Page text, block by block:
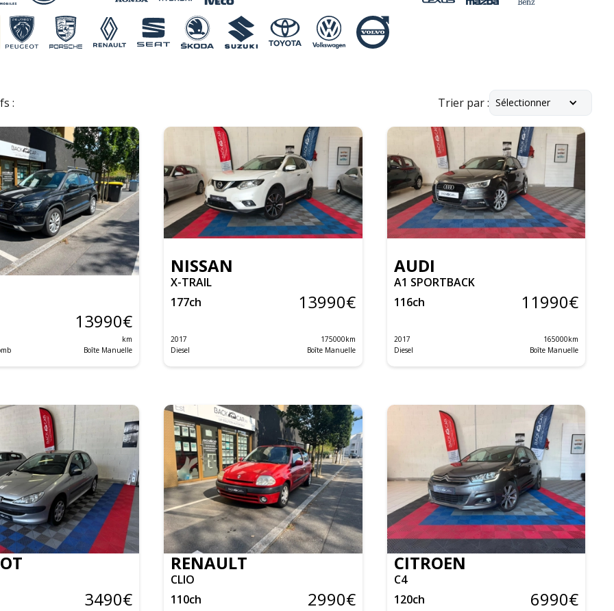
: Trier par : Sélectionner
13990€
km
Boîte Manuelle
NISSAN
X-TRAIL
177ch 13990€
2017 175000km
Diesel
Boîte Manuelle
AUDI
A1 SPORTBACK
116ch 11990€
2017 165000km
Diesel
Boîte Manuelle
3490€
RENAULT
CLIO
110ch 2990€
CITROEN
C4
120ch 6990€